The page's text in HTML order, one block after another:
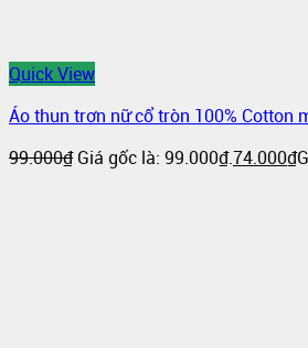
Quick View
Áo thun trơn nữ cổ tròn 100% Cotton
99.000₫ Giá gốc là: 99.000₫.74.000₫